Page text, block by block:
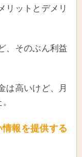
リットとデメリ
、そのぶん利益
は高いけど、月
報を提供する